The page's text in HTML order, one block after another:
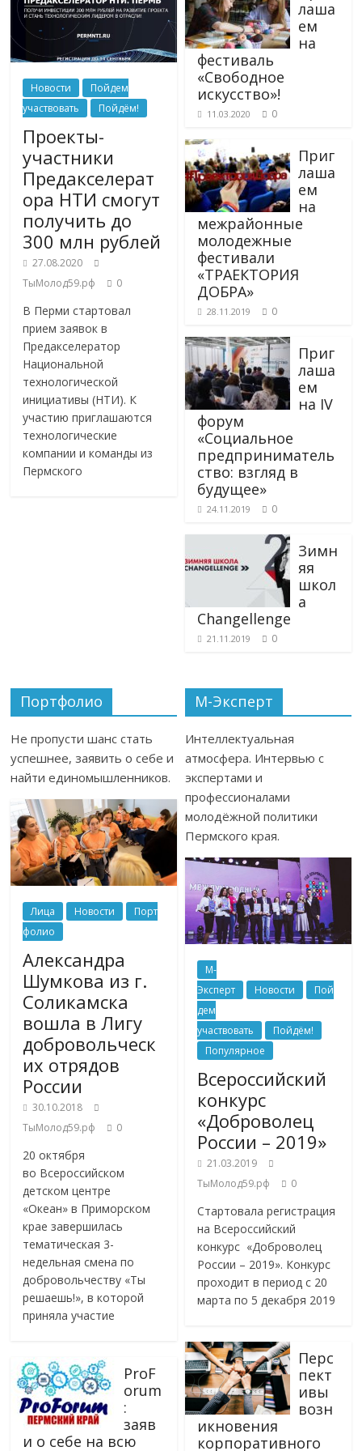
Новости
Пойдем
участвовать
Пойдём!
Проекты-
участники
Предакселерат
ора НТИ смогут
получить до
300 млн рублей
27.08.2020
ТыМолод59.рф
0
В Перми стартовал
прием заявок в
Предакселератор
Национальной
технологической
инициативы (НТИ). К
участию приглашаются
технологические
компании и команды из
Пермского
лаша
ем
на
фестиваль
«Свободное
искусство»!
11.03.2020 0
Приг
лаша
ем
на
межрайонные
молодежные
фестивали
«ТРАЕКТОРИЯ
ДОБРА»
28.11.2019 0
Приг
лаша
ем
на IV
форум
«Социальное
предприниматель
ство: взгляд в
будущее»
24.11.2019 0
Зимн
яя
школ
а
Changellenge
21.11.2019 0
Портфолио
Не пропусти шанс стать
успешнее, заявить о себе и
найти единомышленников.
Лица Новости
Порт
фолио
Александра
Шумкова из г.
Соликамска
вошла в Лигу
добровольческ
их отрядов
России
30.10.2018
ТыМолод59.рф
0
20 октября
во Всероссийском
детском центре
«Океан» в Приморском
крае завершилась
тематическая 3-
недельная смена по
добровольчеству «Ты
решаешь!», в которой
приняла участие
ProF
orum
:
заяв
и о себе на всю
М-Эксперт
Интеллектуальная
атмосфера. Интервью с
экспертами и
профессионалами
молодёжной политики
Пермского края.
М-
Эксперт
Новости
Пой
дем
участвовать
Пойдём!
Популярное
Всероссийский
конкурс
«Доброволец
России – 2019»
21.03.2019
ТыМолод59.рф
0
Стартовала регистрация
на Всероссийский
конкурс «Доброволец
России – 2019». Конкурс
проходит в период с 20
марта по 5 декабря 2019
Перс
пект
ивы
возн
икновения
корпоративного